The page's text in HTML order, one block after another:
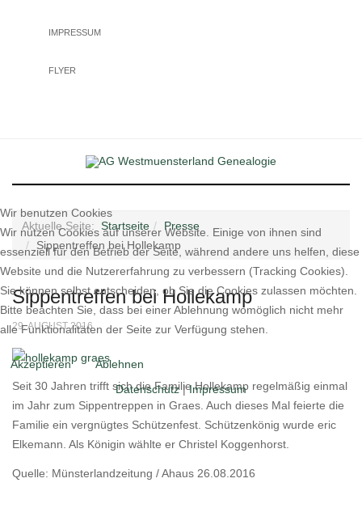
IMPRESSUM
FLYER
Aktuelle Seite: Startseite
Presse
Sippentreffen bei Hollekamp
Sippentreffen bei Hollekamp
29. AUGUST 2016
Seit 30 Jahren trifft sich die Familie Hollekamp regelmäßig einmal
im Jahr zum Sippentreppen in Graes. Auch dieses Mal feierte die
Familie ein vergnügtes Schützenfest. Schützenkönig wurde eric
Elkemann. Als Königin wählte er Christel Koggenhorst.
Quelle: Münsterlandzeitung / Ahaus 26.08.2016
Wir benutzen Cookies
Wir nutzen Cookies auf unserer Website. Einige von ihnen sind
essenziell für den Betrieb der Seite, während andere uns helfen, diese
Website und die Nutzererfahrung zu verbessern (Tracking Cookies).
Sie können selbst entscheiden, ob Sie die Cookies zulassen möchten.
Bitte beachten Sie, dass bei einer Ablehnung womöglich nicht mehr
alle Funktionalitäten der Seite zur Verfügung stehen.
Akzeptieren
Ablehnen
Datenschutz|Impressum